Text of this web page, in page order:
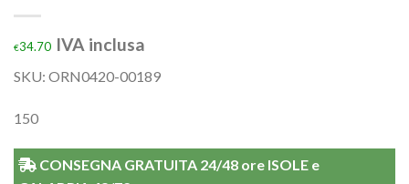
€34.70 IVA inclusa
SKU: ORN0420-00189
150
CONSEGNA GRATUITA 24/48 ore ISOLE e